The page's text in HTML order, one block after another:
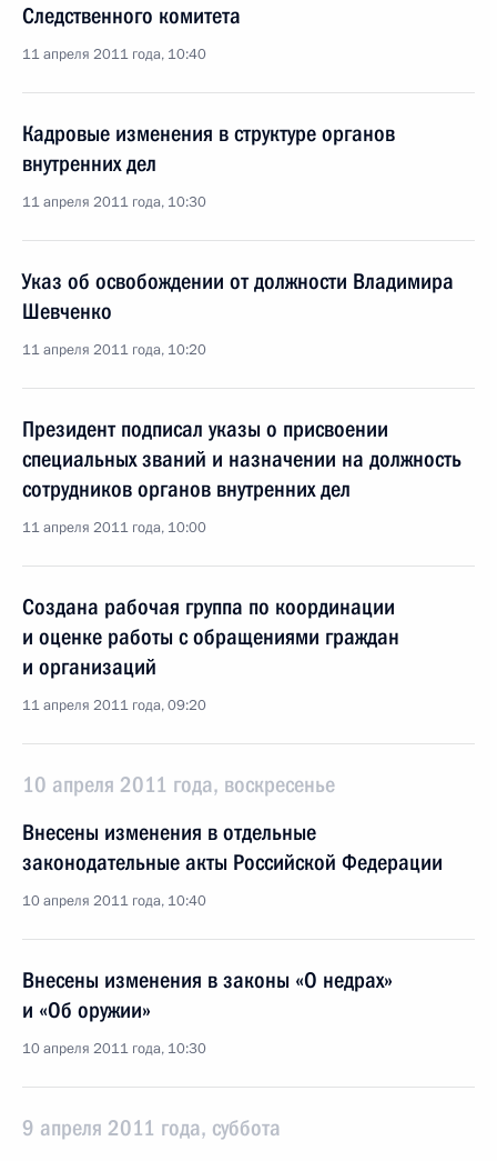
Следственного комитета
11 апреля 2011 года, 10:40
Кадровые изменения в структуре органов
внутренних дел
11 апреля 2011 года, 10:30
Указ об освобождении от должности Владимира
Шевченко
11 апреля 2011 года, 10:20
Президент подписал указы о присвоении
специальных званий и назначении на должность
сотрудников органов внутренних дел
11 апреля 2011 года, 10:00
Создана рабочая группа по координации
и оценке работы с обращениями граждан
и организаций
11 апреля 2011 года, 09:20
10 апреля 2011 года, воскресенье
Внесены изменения в отдельные
законодательные акты Российской Федерации
10 апреля 2011 года, 10:40
Внесены изменения в законы «О недрах»
и «Об оружии»
10 апреля 2011 года, 10:30
9 апреля 2011 года, суббота